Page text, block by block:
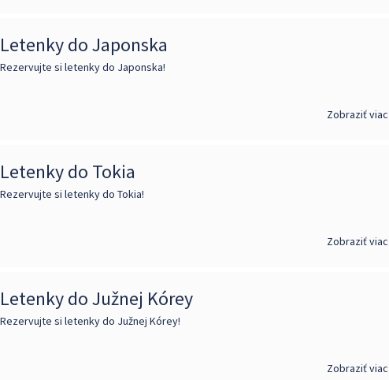
Letenky do Japonska
Rezervujte si letenky do Japonska!
Zobraziť viac
Letenky do Tokia
Rezervujte si letenky do Tokia!
Zobraziť viac
Letenky do Južnej Kórey
Rezervujte si letenky do Južnej Kórey!
Zobraziť viac